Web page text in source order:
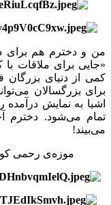
من و دخترم هم برای
کمی از دنیای بزرگان
برای بزرگسالان
اشیا به نمایش درآمده
تمام می‌شود. دخترم
می‌بیند!
موزه‌ی رحمی